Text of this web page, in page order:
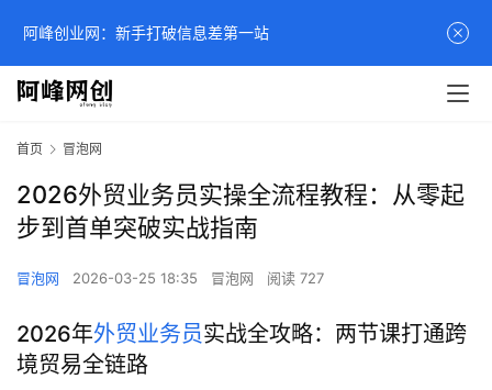
首页 冒泡网
2026外贸业务员实操全流程教程：从零起
步到首单突破实战指南
冒泡网 2026-03-25 18:35 冒泡网 阅读 727
2026年外贸业务员实战全攻略：两节课打通跨
境贸易全链路
阿峰创业网：新手打破信息差第一站